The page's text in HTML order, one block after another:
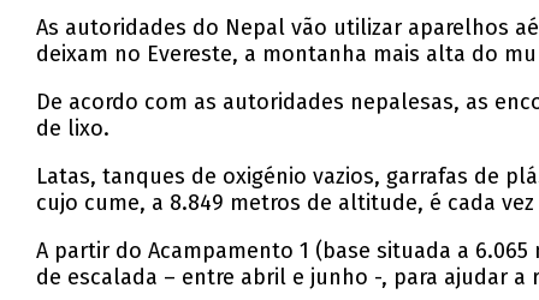
As autoridades do Nepal vão utilizar aparelhos
deixam no Evereste, a montanha mais alta do
De acordo com as autoridades nepalesas, as
de lixo.
Latas, tanques de oxigénio vazios, garrafas de
cujo cume, a 8.849 metros de altitude, é cada
A partir do Acampamento 1 (base situada a
de escalada – entre abril e junho -, para ajudar a